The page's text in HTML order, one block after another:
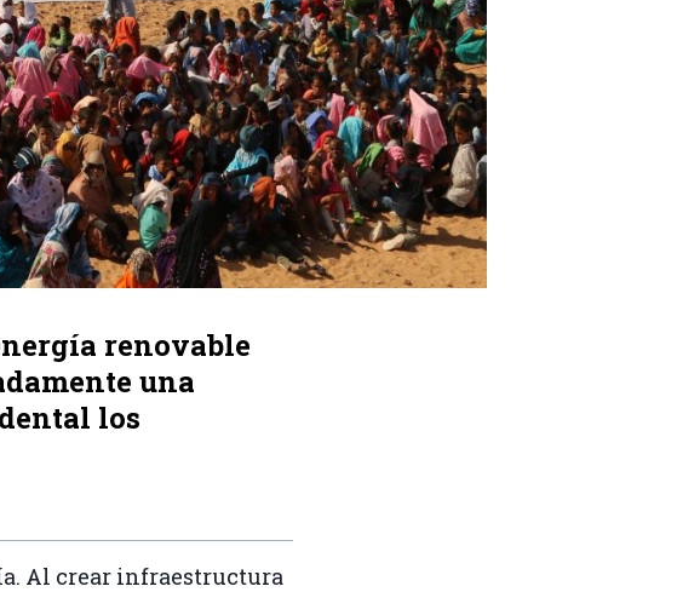
renovable
una
los
Al crear infraestructura